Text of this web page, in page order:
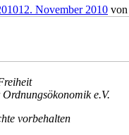
12. November 2010 von
e.V.
vorbehalten